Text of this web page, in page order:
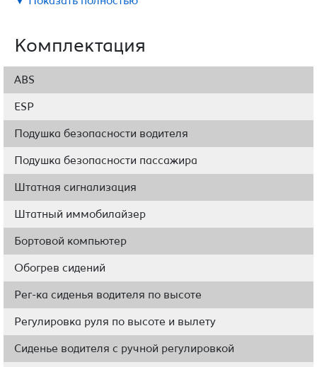
Комплектация
ABS
ESP
Подушка безопасности водителя
Подушка безопасности пассажира
Штатная сигнализация
Штатный иммобилайзер
Бортовой компьютер
Обогрев сидений
Рег-ка сиденья водителя по высоте
Регулировка руля по высоте и вылету
Сиденье водителя с ручной регулировкой